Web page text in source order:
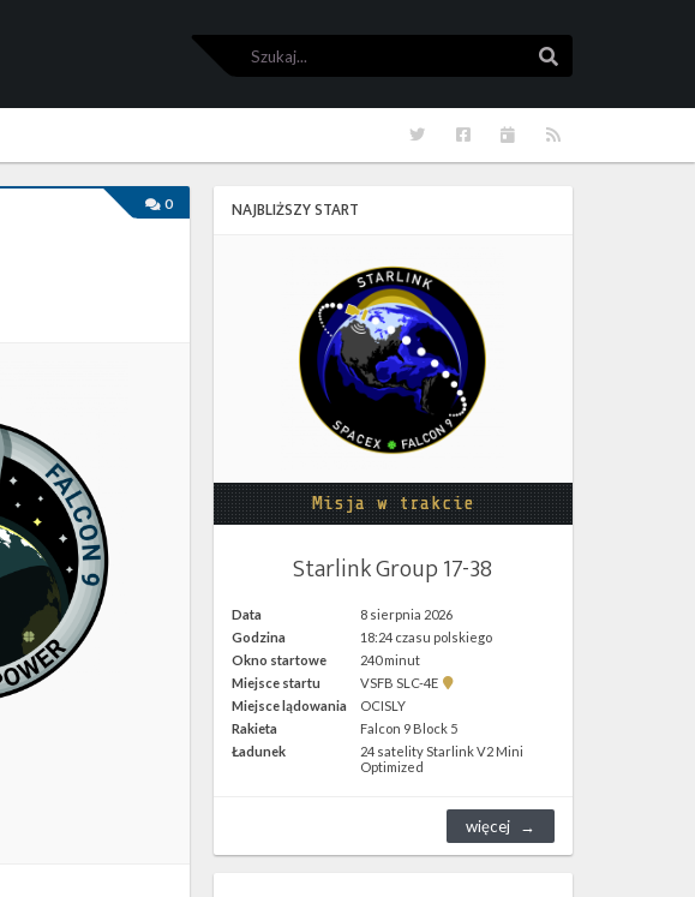
Szukaj
RSS
Kalendarze
Facebook
Twitter
0 NAJBLIŻSZY START
Misja w trakcie
Starlink Group 17-38
Data
8 sierpnia 2026
Godzina
18:24 czasu polskiego
Okno startowe
240 minut
Miejsce startu
VSFB SLC-4E
Pokaż
SLC-
4E w
Google
Miejsce lądowania
OCISLY
Rakieta
Falcon 9 Block 5
Ładunek
24 satelity Starlink V2 Mini
Optimized
więcej